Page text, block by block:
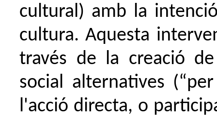
cultural) amb la
cultura. Aquesta
través de la creació
social alternatives
l'acció directa, o